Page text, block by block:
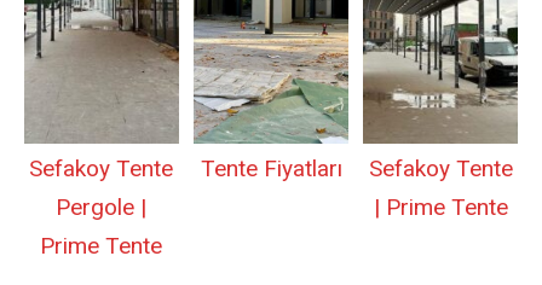
Sefakoy Tente
Pergole |
Prime Tente
Tente Fiyatları
Sefakoy Tente
| Prime Tente